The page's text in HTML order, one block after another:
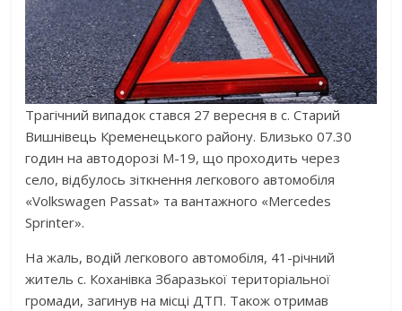
Трагічний випадок стався 27 вересня в с. Старий
Вишнівець Кременецького району. Близько 07.30
годин на автодорозі М-19, що проходить через
село, відбулось зіткнення легкового автомобіля
«Volkswagen Passat» та вантажного «Mercedes
Sprinter».
На жаль, водій легкового автомобіля, 41-річний
житель с. Коханівка Збаразької територіальної
громади, загинув на місці ДТП. Також отримав